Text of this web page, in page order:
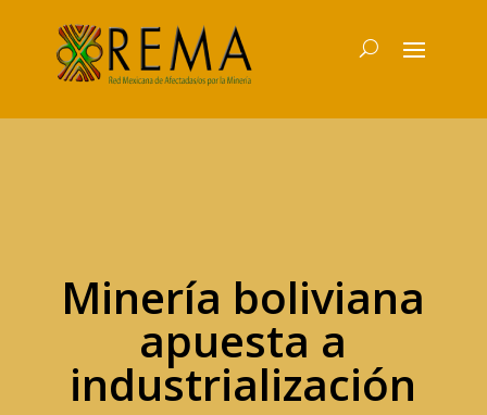
Minería boliviana
apuesta a
industrialización